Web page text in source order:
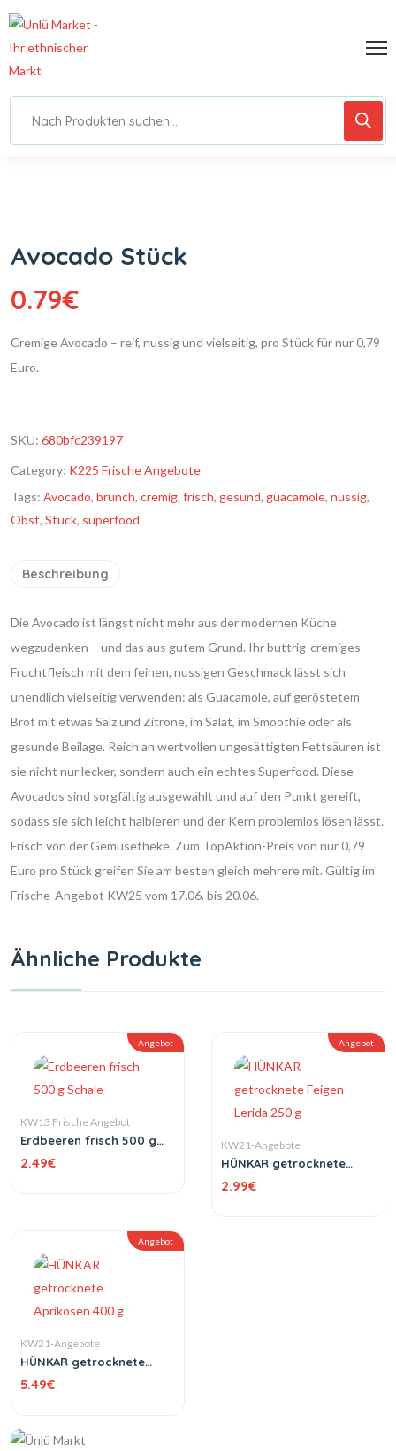
Avocado Stück
0.79€
Cremige Avocado – reif, nussig und vielseitig, pro Stück für nur 0,79
Euro.
SKU: 680bfc239197
Category: K225 Frische Angebote
Tags: Avocado, brunch, cremig, frisch, gesund, guacamole, nussig,
Obst, Stück, superfood
Beschreibung
Die Avocado ist längst nicht mehr aus der modernen Küche
wegzudenken – und das aus gutem Grund. Ihr buttrig-cremiges
Fruchtfleisch mit dem feinen, nussigen Geschmack lässt sich
unendlich vielseitig verwenden: als Guacamole, auf geröstetem
Brot mit etwas Salz und Zitrone, im Salat, im Smoothie oder als
gesunde Beilage. Reich an wertvollen ungesättigten Fettsäuren ist
sie nicht nur lecker, sondern auch ein echtes Superfood. Diese
Avocados sind sorgfältig ausgewählt und auf den Punkt gereift,
sodass sie sich leicht halbieren und der Kern problemlos lösen lässt.
Frisch von der Gemüsetheke. Zum TopAktion-Preis von nur 0,79
Euro pro Stück greifen Sie am besten gleich mehrere mit. Gültig im
Frische-Angebot KW25 vom 17.06. bis 20.06.
Ähnliche Produkte
Angebot
KW13 Frische Angebot
Erdbeeren frisch 500 g
2.49€
Angebot
KW21-Angebote
HÜNKAR getrocknete
2.99€
Angebot
KW21-Angebote
HÜNKAR getrocknete
5.49€